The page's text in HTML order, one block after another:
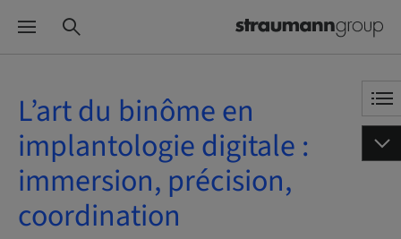
L’art du binôme en
implantologie digitale :
immersion, précision,
coordination